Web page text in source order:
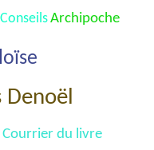
ConseilsArchipoche
Denoël
Courrier du livre